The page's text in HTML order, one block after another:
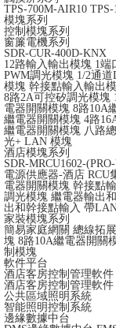
TPS-700M-AIR10 TPS-
模塊系列
控制模塊系列
窗簾電機系列
SDR-CUR-400D-KNX
12路輸入輸出模塊 1端
PWM調光模塊 1/2通
模塊 幹接點輸入輸出
8路2A可控矽調光模塊
電器開關模塊 8路10A
繼電器開關模塊 4路
繼電器開關模塊 八路
光+ LAN 模塊
酒店模塊系列
SDR-MRCU1602-
電源供應器-酒店 RCU
電器開關模塊 幹接點
調光模塊 繼電器輸出
出和幹接點輸入 帶
家裝模塊系列
簡易家庭網關 總線拓
塊 8路10A繼電器開關
制模塊
軟件平台
酒店客房控制管理軟件
酒店客房控制管理軟件
公共區域照明系統
智能照明控制系統
邊緣數據中台